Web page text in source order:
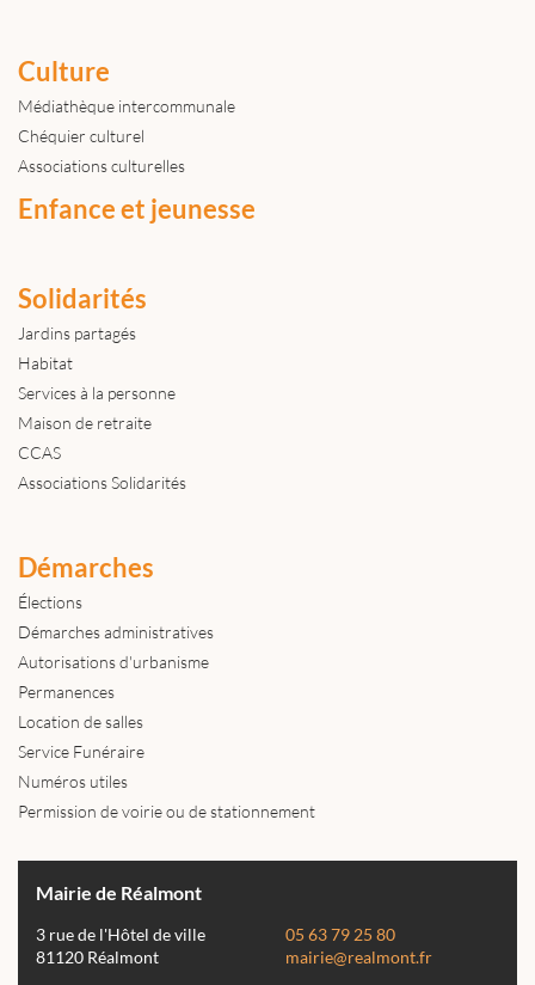
Culture
Médiathèque intercommunale
Chéquier culturel
Associations culturelles
Enfance et jeunesse
Solidarités
Jardins partagés
Habitat
Services à la personne
Maison de retraite
CCAS
Associations Solidarités
Démarches
Élections
Démarches administratives
Autorisations d'urbanisme
Permanences
Location de salles
Service Funéraire
Numéros utiles
Permission de voirie ou de stationnement
Mairie de Réalmont
3 rue de l'Hôtel de ville
81120 Réalmont
05 63 79 25 80
mairie@realmont.fr